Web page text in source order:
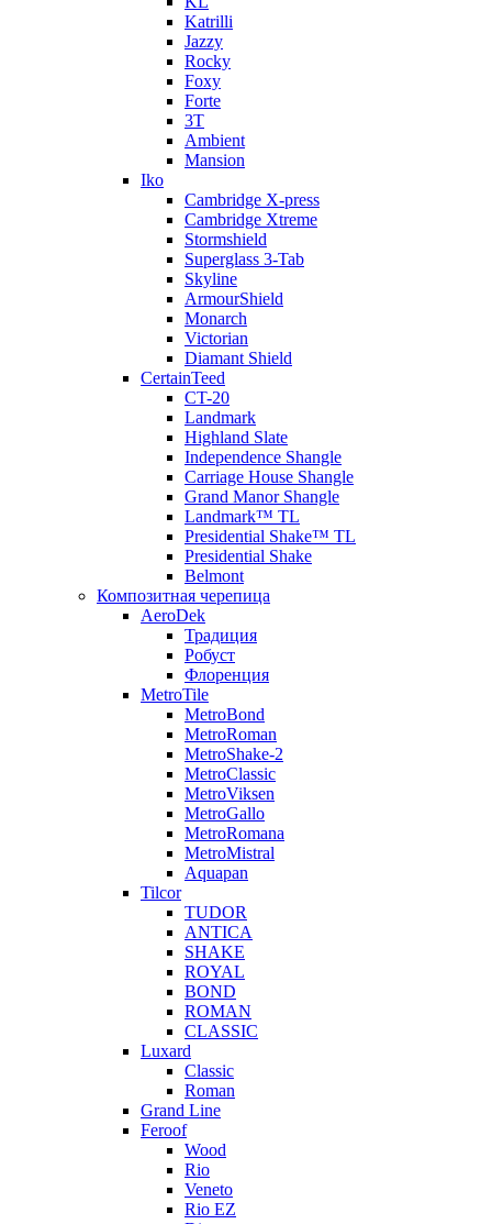
Katrilli
Jazzy
Rocky
Foxy
Forte
3T
Ambient
Mansion
Iko
Cambridge X-press
Cambridge Xtreme
Stormshield
Superglass 3-Tab
Skyline
ArmourShield
Monarch
Victorian
Diamant Shield
CertainTeed
CT-20
Landmark
Highland Slate
Independence Shangle
Carriage House Shangle
Grand Manor Shangle
Landmark™ TL
Presidential Shake™ TL
Presidential Shake
Belmont
Композитная черепица
AeroDek
Традиция
Робуст
Флоренция
MetroTile
MetroBond
MetroRoman
MetroShake-2
MetroClassic
MetroViksen
MetroGallo
MetroRomana
MetroMistral
Aquapan
Tilcor
TUDOR
ANTICA
SHAKE
ROYAL
BOND
ROMAN
CLASSIC
Luxard
Classic
Roman
Grand Line
Feroof
Wood
Rio
Veneto
Rio EZ